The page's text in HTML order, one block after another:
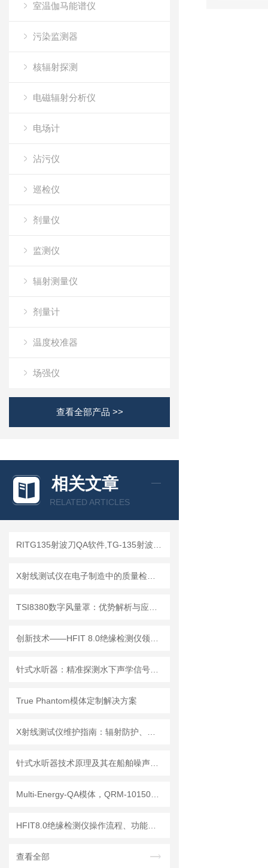
室温伽马能谱仪
污染监测器
核辐射探测
电磁辐射分析仪
电场计
沾污仪
巡检仪
剂量仪
监测仪
辐射测量仪
剂量计
温度校准器
场强仪
查看全部产品 >>
相关文章
RELATED ARTICLES
True Phantom模体定制解决方案
查看全部